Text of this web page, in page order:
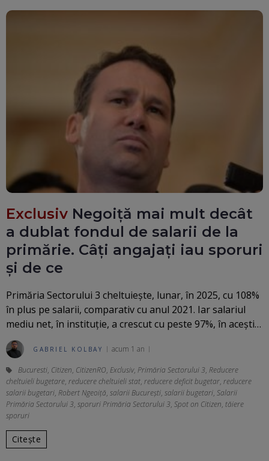
Exclusiv Negoiță mai mult decât
a dublat fondul de salarii de la
primărie. Câți angajați iau sporuri
și de ce
Primăria Sectorului 3 cheltuiește, lunar, în 2025, cu 108%
în plus pe salarii, comparativ cu anul 2021. Iar salariul
mediu net, în instituție, a crescut cu peste 97%, în acești…
GABRIEL KOLBAY acum 1 an
Bucuresti, Citizen, CitizenRO, Exclusiv, Primăria Sectorului 3, Reducere
cheltuieli bugetare, reducere cheltuieli stat, reducere deficit bugetar, reducere
salarii bugetari, Robert Ngeoiță, salarii București, salarii bugetari, Salarii
Primăria Sectorului 3, sporuri Primăria Sectorului 3, Spot on Citizen, tăiere
sporuri
Citește